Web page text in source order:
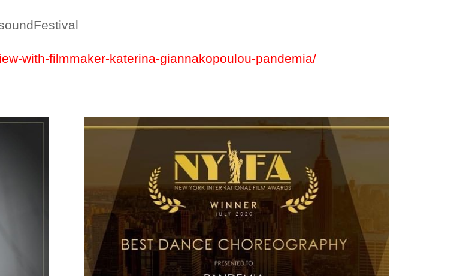
with-filmmaker-katerina-giannakopoulou-pandemia/